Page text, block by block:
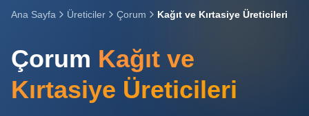
Giriş yapın
Giriş
Yap
Ol
Ana Sayfa Üreticiler Çorum Kağıt ve Kırtasiye Üreticileri
Çorum Kağıt ve
Kırtasiye Üreticileri